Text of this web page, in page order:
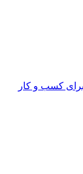
برای کسب و کار